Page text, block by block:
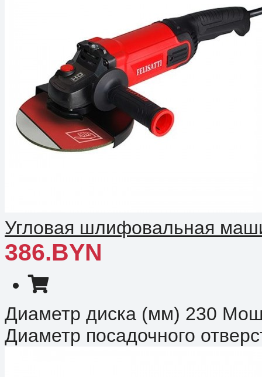
Угловая шлифовальная
386.BYN
Диаметр диска (мм) 230
Диаметр посадочного